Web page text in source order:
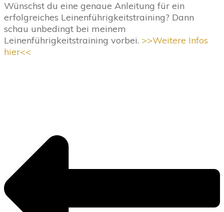
Wünschst du eine genaue Anleitung für ein
erfolgreiches Leinenführigkeitstraining? Dann
schau unbedingt bei meinem
Leinenführigkeitstraining vorbei. >>Weitere Infos
hier<<